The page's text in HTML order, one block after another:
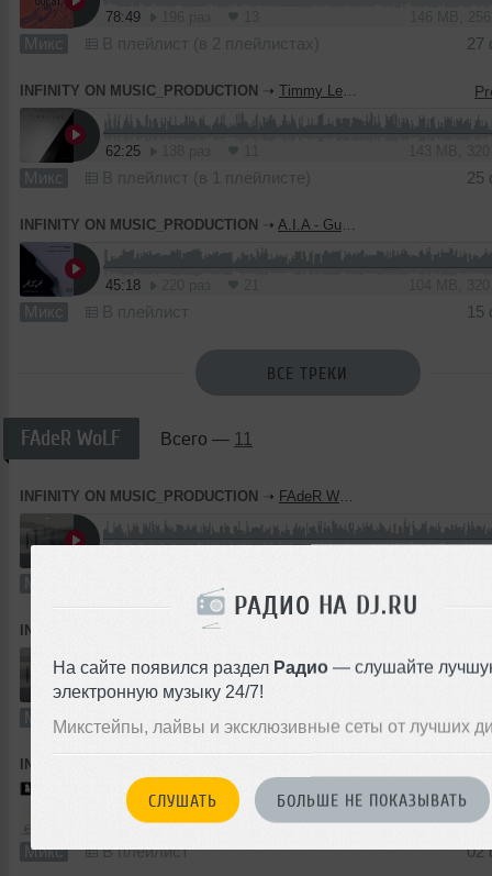
РАДИО НА DJ.RU
На сайте появился раздел Радио — слушайте
электронную музыку 24/7!
Микстейпы, лайвы и эксклюзивные сеты от лучших
СЛУШАТЬ БОЛЬШЕ НЕ ПОКАЗЫВАТЬ
78:49
Микс В плейлист (в 2 плейлистах) 27
INFINITY ON MUSIC_PRODUCTION ➝ Timmy Lee - Guest Mix (INFINITY ON MUSIC)
62:25
Микс В плейлист (в 1 плейлисте) 25
INFINITY ON MUSIC_PRODUCTION ➝ A.I.A - Guest Mix #2 (INFINITY ON MUSIC)
45:18
Микс В плейлист 15
ВСЕ ТРЕКИ
FAdeR WoLF Всего — 11
INFINITY ON MUSIC_PRODUCTION ➝ FAdeR WoLF - DKM #002 (INFINITY ON MUSIC)
Микс
INFINITY ON MUSIC_PRODUCTION
114:55 208 раз 19
Микс В плейлист
INFINITY ON MUSIC_PRODUCTION
128:06 103 раза 5 117 MB,
Микс В плейлист 02